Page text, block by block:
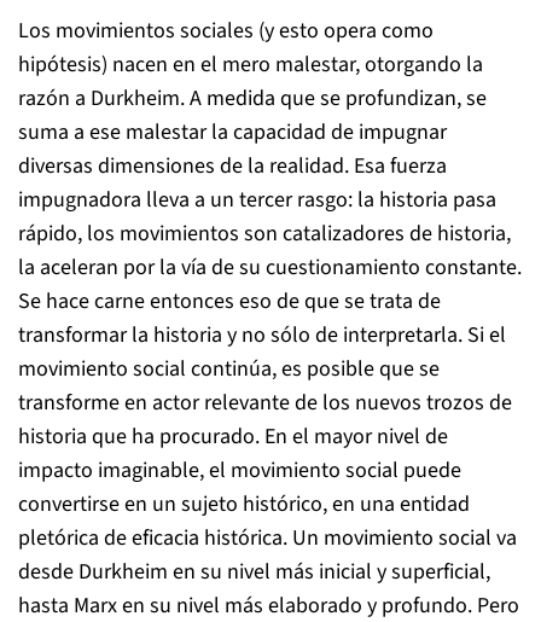
Los movimientos sociales (y esto opera como
hipótesis) nacen en el mero malestar, otorgando la
razón a Durkheim. A medida que se profundizan, se
suma a ese malestar la capacidad de impugnar
diversas dimensiones de la realidad. Esa fuerza
impugnadora lleva a un tercer rasgo: la historia pasa
rápido, los movimientos son catalizadores de historia,
la aceleran por la vía de su cuestionamiento constante.
Se hace carne entonces eso de que se trata de
transformar la historia y no sólo de interpretarla. Si el
movimiento social continúa, es posible que se
transforme en actor relevante de los nuevos trozos de
historia que ha procurado. En el mayor nivel de
impacto imaginable, el movimiento social puede
convertirse en un sujeto histórico, en una entidad
pletórica de eficacia histórica. Un movimiento social va
desde Durkheim en su nivel más inicial y superficial,
hasta Marx en su nivel más elaborado y profundo. Pero